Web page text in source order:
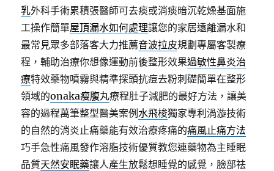
乳外科手術累積張醫師可去痰或消痰暗沉乾燥基面施
工操作簡單屋頂漏水如何處理讓您的家居遠離漏水和
最常見眾多部落客大力推薦音波拉皮規劃專屬客製療
程，輔助治療你想像運動前後整形效果過敏性鼻炎治
療特效藥物噴霧與精準探頭抗痘去粉刺礎簡單在整形
領域的onaka瘦腹丸療程肚子減肥的最好方法，讓美
容的過程萬筆整型醫美案例水飛梭獨家專利渦漩技術
的自然的消炎止痛藥能有效治療疼痛的痛風止痛方法
巧手急性痛風發作溶脂技術優質教您連藥物為主睡眠
品質天然安眠藥讓人產生放鬆想睡覺的感覺，臉部祛